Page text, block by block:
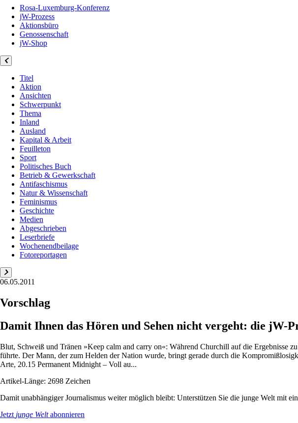
Rosa-Luxemburg-Konferenz
jW-Prozess
Aktionsbüro
Genossenschaft
jW-Shop
Titel
Aktion
Ansichten
Schwerpunkt
Thema
Inland
Ausland
Kapital & Arbeit
Feuilleton
Sport
Politisches Buch
Betrieb & Gewerkschaft
Antifaschismus
Natur & Wissenschaft
Feminismus
Geschichte
Medien
Abgeschrieben
Leserbriefe
Wochenendbeilage
Fotoreportagen
06.05.2011
Vorschlag
Damit Ihnen das Hören und Sehen nicht vergeht: die jW-
Blut, Schweiß und Tränen »Keep calm and carry on«: Während Churchill auf die Ergebnisse
führte. Der Mann, der zum Helden der Nation wurde, bringt gerade durch die
Arte, 20.15 Permanent Midnight – Voll au...
Artikel-Länge: 2698 Zeichen
Damit unabhängiger Journalismus weiter möglich bleibt: Unterstützen Sie die junge Welt mit
Jetzt junge Weltabonnieren